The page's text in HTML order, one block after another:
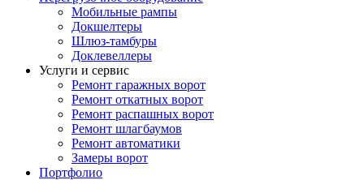
Мобильные рампы
Докшелтеры
Шлюз-тамбуры
Доклевеллеры
Услуги и сервис
Ремонт гаражных ворот
Ремонт откатных ворот
Ремонт распашных ворот
Ремонт шлагбаумов
Ремонт автоматики
Замеры ворот
Портфолио